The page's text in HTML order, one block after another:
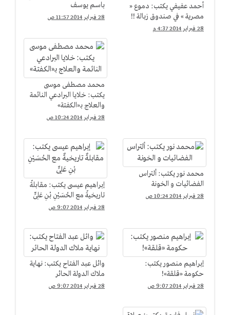
أحمد عفيفي يكتب: دموع «
مصرية » في صندوق زبالة !!
28 فبراير 2014 4:37 م
باسم يوسف
28 فبراير 2014 11:57 ص
محمد مصطفى موسى
يكتب: خلايا البرادعي النائمة
والعلاج بـ«الكفتة»
28 فبراير 2014 10:24 ص
محمد نور يكتب: ألتراس
الفضائيات و الخونة
28 فبراير 2014 10:24 ص
إبراهيم عيسى يكتب: مقابلةٌ
تاريخيةٌ مع الحُسَيْنِ بْنِ عَلِىٍّ
28 فبراير 2014 9:07 ص
إبراهيم منصور يكتب:
حكومة «قلقة»!
28 فبراير 2014 9:07 ص
وائل عبد الفتاح يكتب: نهاية
ملاك الدولة الحائر
28 فبراير 2014 9:07 ص